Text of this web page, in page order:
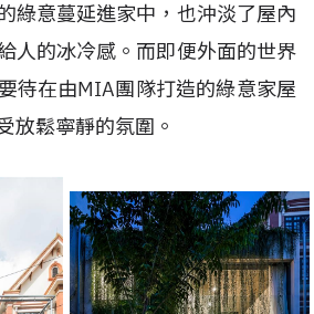
綠意蔓延進家中，也沖淡了屋內
人的冰冷感。而即便外面的世界
待在由MIA團隊打造的綠意家屋
放鬆寧靜的氛圍。